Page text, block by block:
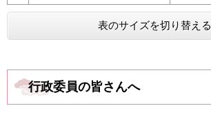
表のサイズを切り替える
行政委員の皆さんへ